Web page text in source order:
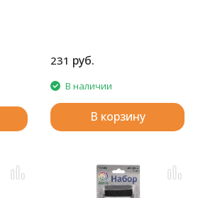
231 руб.
В наличии
В корзину